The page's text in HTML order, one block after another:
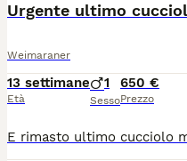
Urgente ultimo
Weimaraner
13 settimane
Età
1
Sesso
650 €
Prezzo